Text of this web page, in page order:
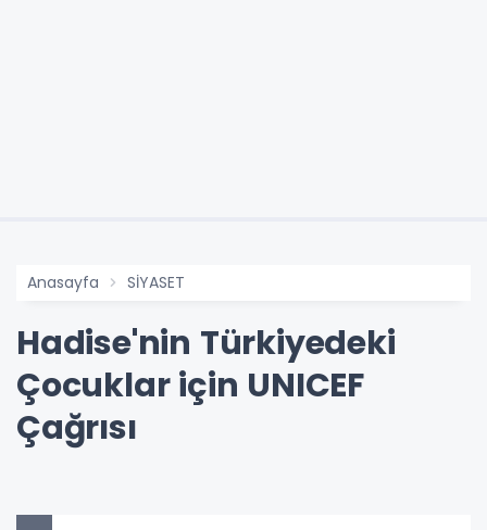
Anasayfa SİYASET
Hadise'nin Türkiyedeki
Çocuklar için UNICEF
Çağrısı